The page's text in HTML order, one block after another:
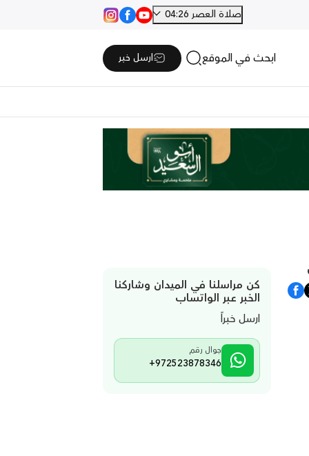
صلاة العصر 04:26
ابحث في الموقع ارسل خبر
كن مراسلنا في الميدان وشاركنا
الخبر عبر الواتساب
ارسل خبراً
جوال رقم
+972523878346